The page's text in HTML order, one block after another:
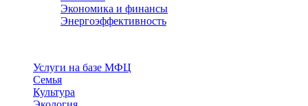
Экономика и финансы
Энергоэффективность
Услуги на базе МФЦ
Семья
Культура